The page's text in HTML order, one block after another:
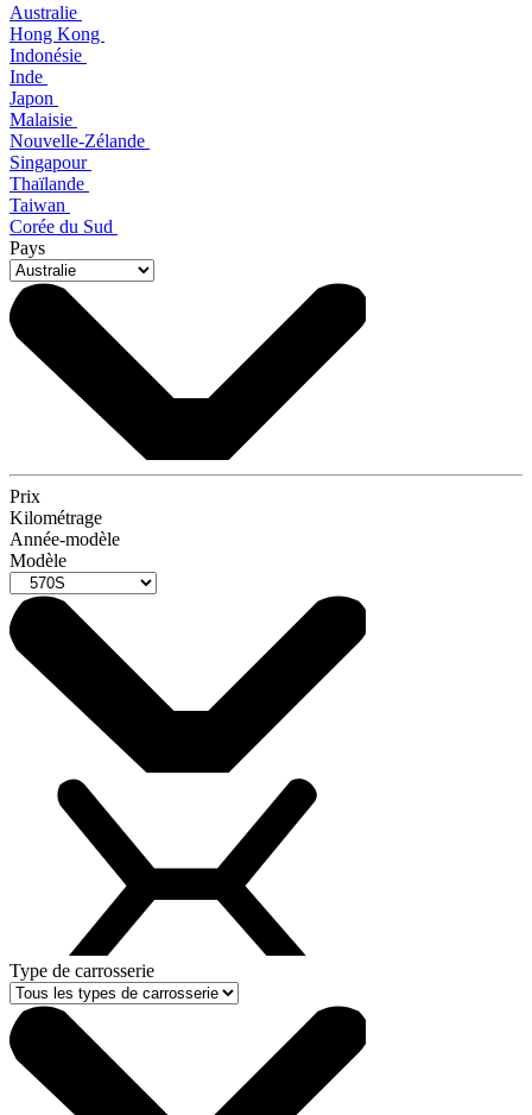
Australie
Hong Kong
Indonésie
Inde
Japon
Malaisie
Nouvelle-Zélande
Singapour
Thaïlande
Taiwan
Corée du Sud
Pays
Prix
Kilométrage
Année-modèle
Modèle
Type de carrosserie